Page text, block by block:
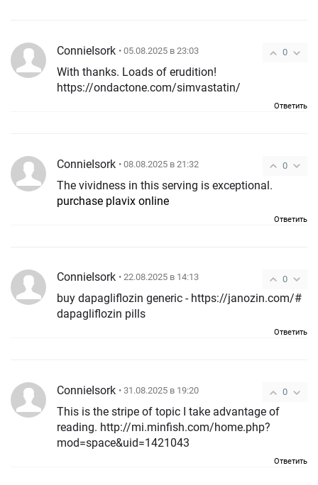
0
ConnieIsork • 05.08.2025 в 23:03
With thanks. Loads of erudition!
https://ondactone.com/simvastatin/
Ответить
0
ConnieIsork • 08.08.2025 в 21:32
The vividness in this serving is exceptional.
purchase plavix online
Ответить
0
ConnieIsork • 22.08.2025 в 14:13
buy dapagliflozin generic - https://janozin.com/#
dapagliflozin pills
Ответить
0
ConnieIsork • 31.08.2025 в 19:20
This is the stripe of topic I take advantage of
reading. http://mi.minfish.com/home.php?
mod=space&uid=1421043
Ответить